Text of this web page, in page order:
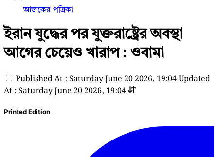
আজকের পত্রিকা
ইরান যুদ্ধের পর যুক্তরাষ্ট্রের অবস্থা
আগের চেয়েও খারাপ : ওবামা
Published At : Saturday June 20 2026, 19:04Updated
At : Saturday June 20 2026, 19:04
Printed Edition